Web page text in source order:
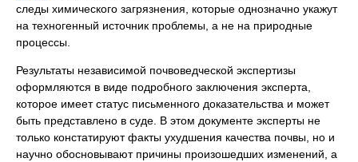
следы химического загрязнения, которые однозначно укажут
на техногенный источник проблемы, а не на природные
процессы.
Результаты независимой почвоведческой экспертизы
оформляются в виде подробного заключения эксперта,
которое имеет статус письменного доказательства и может
быть представлено в суде. В этом документе эксперты не
только констатируют факты ухудшения качества почвы, но и
научно обосновывают причины произошедших изменений, а